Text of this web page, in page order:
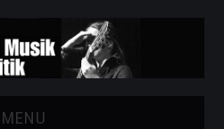
MENU